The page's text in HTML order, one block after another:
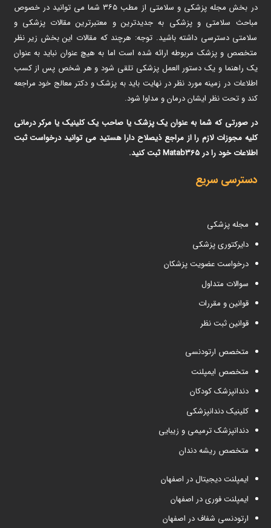
در بخش مجله پزشکی و سلامتی از مطب ۳۶۵ شما می توانید در خصوص
مباحث سلامتی و پزشکی به جدیدترین و معتبرترین مقالات پزشکی و
سلامتی دسترسی داشته باشید. توجه: هرچند که مقالات این بخش زیر نظر
متخصص و پزشک مربوطه ارائه شده است اما به هیچ عنوان نباید به عنوان
یک راهنما و یک دستور العمل پزشکی تلقی شود و هر شخص پس از کسب
اطلاعات در زمینه مورد نظر در نهایت باید به پزشک و دکتر معالج خود مراجعه
کند و تحت نظر ایشان درمان و مداوا شود.
در صورتی که شما به عنوان یک پزشک یا صاحب یک کلینیک یا مرکر درمانی
کلیه مجوزات لازم را از مراجع ذیصلاح دارا هستید می توانید درخواست ثبت
اطلاعات خود را در Matab365 ثبت کنید.
دسترسی سریع
مجله پزشکی
دایرکتوری پزشکی
درخواست عضویت پزشکان
سوالات متداول
قوانین و مقررات
قوانین ثبت نظر
متخصص ارتودنسی
متخصص ایمپلنت
دندانپزشک کودکان
کلینیک دندانپزشکی
دندانپزشک ترمیمی و زیبایی
متخصص ریشه دندان
ایمپلنت دیجیتال در اصفهان
ایمپلنت فوری در اصفهان
ارتودنسی شفاف در اصفهان